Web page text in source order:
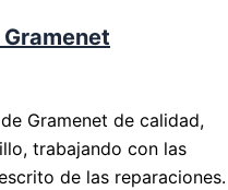
Gramenet de calidad,
trabajando con las
de las reparaciones.